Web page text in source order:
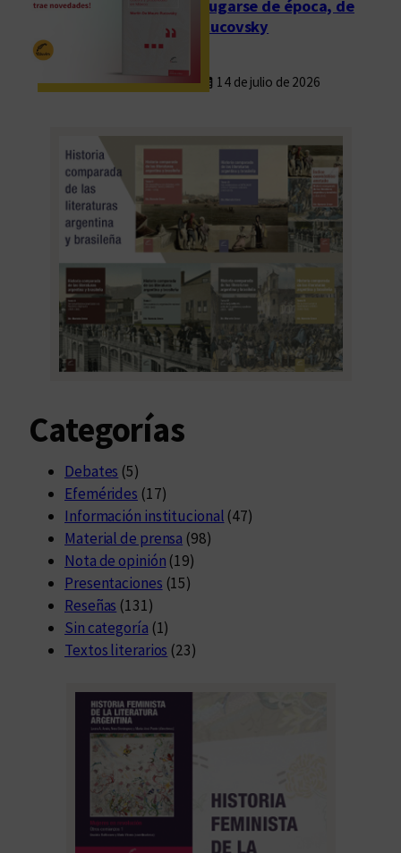
Fugarse de época, de
Rucovsky
14 de julio de 2026
Categorías
Debates (5)
Efemérides (17)
Información institucional (47)
Material de prensa (98)
Nota de opinión (19)
Presentaciones (15)
Reseñas (131)
Sin categoría (1)
Textos literarios (23)